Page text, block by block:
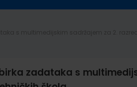
zbirka zadataka s